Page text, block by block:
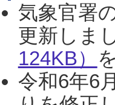
気象官署
更新しま
124KB）
令和6年6